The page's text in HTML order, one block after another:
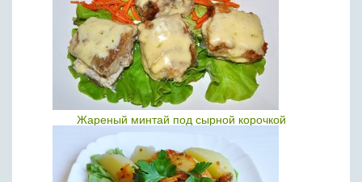
Жареный минтай под сырной корочкой